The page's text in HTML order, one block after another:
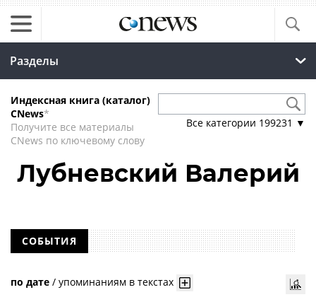
Разделы
Индексная книга (каталог)
CNews*
Получите все материалы
CNews по ключевому слову
Все категории 199231 ▼
Лубневский Валерий
СОБЫТИЯ
по дате / упоминаниям в текстах